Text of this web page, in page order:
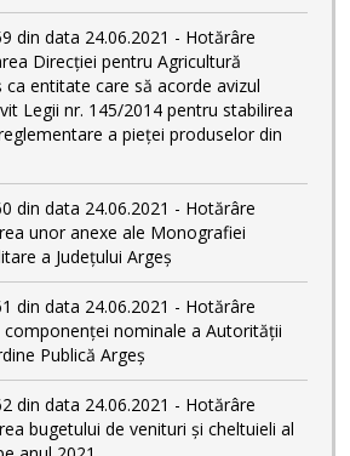
din data 24.06.2021 - Hotărâre
Direcției pentru Agricultură
ca entitate care să acorde avizul
Legii nr. 145/2014 pentru stabilirea
a pieței produselor din
din data 24.06.2021 - Hotărâre
unor anexe ale Monografiei
a Județului Argeș
din data 24.06.2021 - Hotărâre
componenței nominale a Autorității
Publică Argeș
din data 24.06.2021 - Hotărâre
bugetului de venituri și cheltuieli al